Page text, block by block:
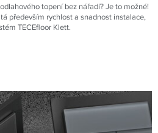
topení bez nářadí? Je to možné!
především rychlost a snadnost instalace,
TECEfloor Klett.